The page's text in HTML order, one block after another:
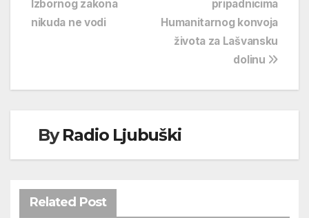
pripadnicima
Humanitarnog konvoja
života za Lašvansku
dolinu
Izbornog zakona
nikuda ne vodi
ByRadio Ljubuški
Related Post